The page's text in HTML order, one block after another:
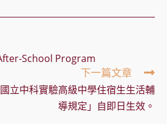
School Program
下一篇文章
立中科實驗高級中學住宿生生活輔
導規定」自即日生效。